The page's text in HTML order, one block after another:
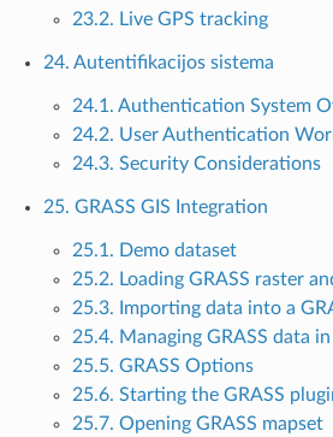
23.2. Live GPS tracking
24. Autentifikacijos sistema
24.1. Authentication System
24.2. User Authentication
24.3. Security Considerations
25. GRASS GIS Integration
25.1. Demo dataset
25.2. Loading GRASS raster
25.3. Importing data into a
25.4. Managing GRASS data
25.5. GRASS Options
25.6. Starting the GRASS
25.7. Opening GRASS mapset